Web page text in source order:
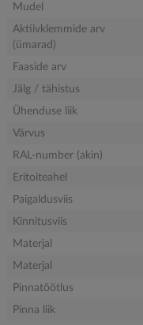
Mudel
Aktiivklemmide arv
(ümarad)
Faaside arv
Jälg / tähistus
Ühenduse liik
Värvus
RAL-number (akin)
Eritoiteahel
Paigaldusviis
Kinnitusviis
Materjal
Materjal
Pinnatöötlus
Pinna liik